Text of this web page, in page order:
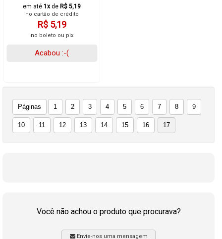
em até 1xde R$ 5,19
no cartão de crédito
R$ 5,19
no boleto ou pix
Acabou :-(
Páginas 1 2 3 4 5 6 7 8 9
10 11 12 13 14 15 16 17
Você não achou o produto que procurava?
Envie-nos uma mensagem